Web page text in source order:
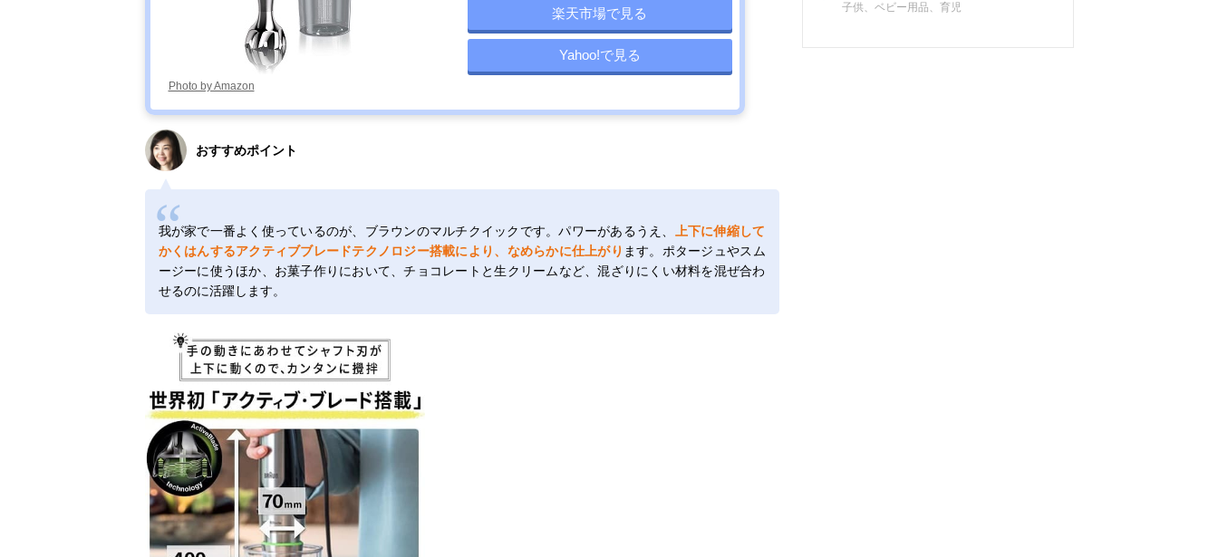
Photo by Amazon
楽天市場で見る
Yahoo!で見る
おすすめポイント
我が家で一番よく使っているのが、ブラウンのマルチクイックです。パワーがあるうえ、
上下に伸縮して
かくはんするアクティブブレードテクノロジー搭載により、なめらかに仕上がり ます。ポタージュやスム
ージーに使うほか、お菓子作りにおいて、チョコレートと生クリームなど、混ざりにくい材料を混ぜ合わ
せるのに活躍します。
子供、ベビー用品、育児